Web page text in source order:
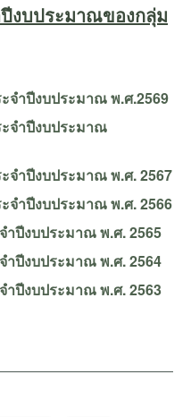
งบประมาณของกลุ่ม
จำปีงบประมาณ พ.ศ.2569
จำปีงบประมาณ
จำปีงบประมาณ พ.ศ. 2567
จำปีงบประมาณ พ.ศ. 2566
ำปีงบประมาณ พ.ศ. 2565
ำปีงบประมาณ พ.ศ. 2564
ำปีงบประมาณ พ.ศ. 2563